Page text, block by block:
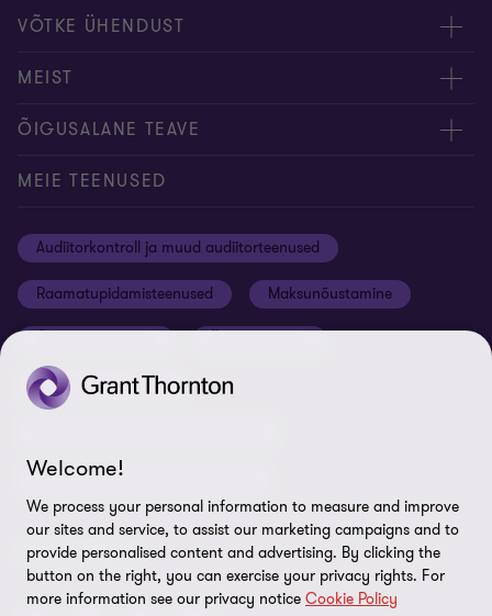
VÕTKE ÜHENDUST
Meie töötajad
Kontakt
Grant Thornton Baltic Leedus
MEIST
Ettevõttest
Meie uudised
Karjäär
Global reach
ÕIGUSALANE TEAVE
Privaatsus
Ettevõtte rekvisiidid
Nõuded tarnijatele
Rikkumisest teavitamine
MEIE TEENUSED
Audiitorkontroll ja muud audiitorteenused
Raamatupidamisteenused Maksunõustamine
Finantsnõustamine
Personaliteenused ja värbamine
LEIDKE MEID!
Welcome!
We process your personal information to measure and improve
our sites and service, to assist our marketing campaigns and to
provide personalised content and advertising. By clicking the
button on the right, you can exercise your privacy rights. For
more information see our privacy notice Cookie Policy